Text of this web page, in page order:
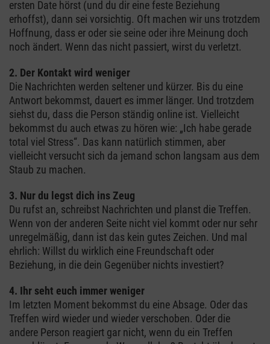
ersten Date hörst (und du dir eine feste Beziehung
erhoffst), dann sei vorsichtig. Oft machen wir uns trotzdem
Hoffnung, dass er oder sie seine oder ihre Meinung doch
noch ändert. Wenn das nicht passiert, wirst du verletzt.
2. Der Kontakt wird weniger
Die Nachrichten werden seltener und kürzer. Bis du eine
Antwort bekommst, dauert es immer länger. Und trotzdem
siehst du, dass die Person ständig online ist. Vielleicht
bekommst du auch etwas zu hören wie: „Ich habe gerade
total viel Stress“. Das kann natürlich stimmen, aber
vielleicht versucht sich da jemand schon langsam aus dem
Staub zu machen.
3. Nur du legst dich ins Zeug
Du rufst an, schreibst Nachrichten und planst die Treffen.
Wenn von der anderen Seite nicht viel kommt oder nur sehr
unregelmäßig, dann ist das kein gutes Zeichen. Und mal
ehrlich: Willst du wirklich eine Freundschaft oder
Beziehung, in die dein Gegenüber nichts investiert?
4. Ihr seht euch immer weniger
Im letzten Moment bekommst du eine Absage. Oder das
Treffen wird wieder und wieder verschoben. Oder die
andere Person reagiert gar nicht, wenn du ein Treffen